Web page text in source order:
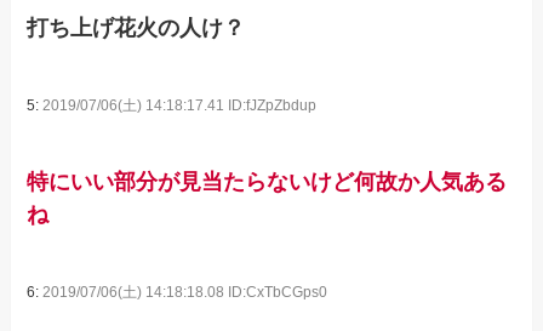
打ち上げ花火の人け？
5:2019/07/06(土) 14:18:17.41 ID:fJZpZbdup
特にいい部分が見当たらないけど何故か人気ある
ね
6:2019/07/06(土) 14:18:18.08 ID:CxTbCGps0